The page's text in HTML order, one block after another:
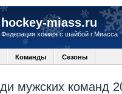
hockey-miass.ru
Федерация хоккея с шайбой г.Миасса
Команды Сезоны
мужских команд